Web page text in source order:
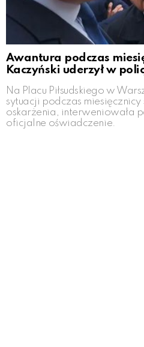
Awantura podczas
Kaczyński uderzył w
Na Placu Piłsudskiego w
sytuacji podczas miesięcznicy
oskarżenia, interweniowała
oficjalne oświadczenie.